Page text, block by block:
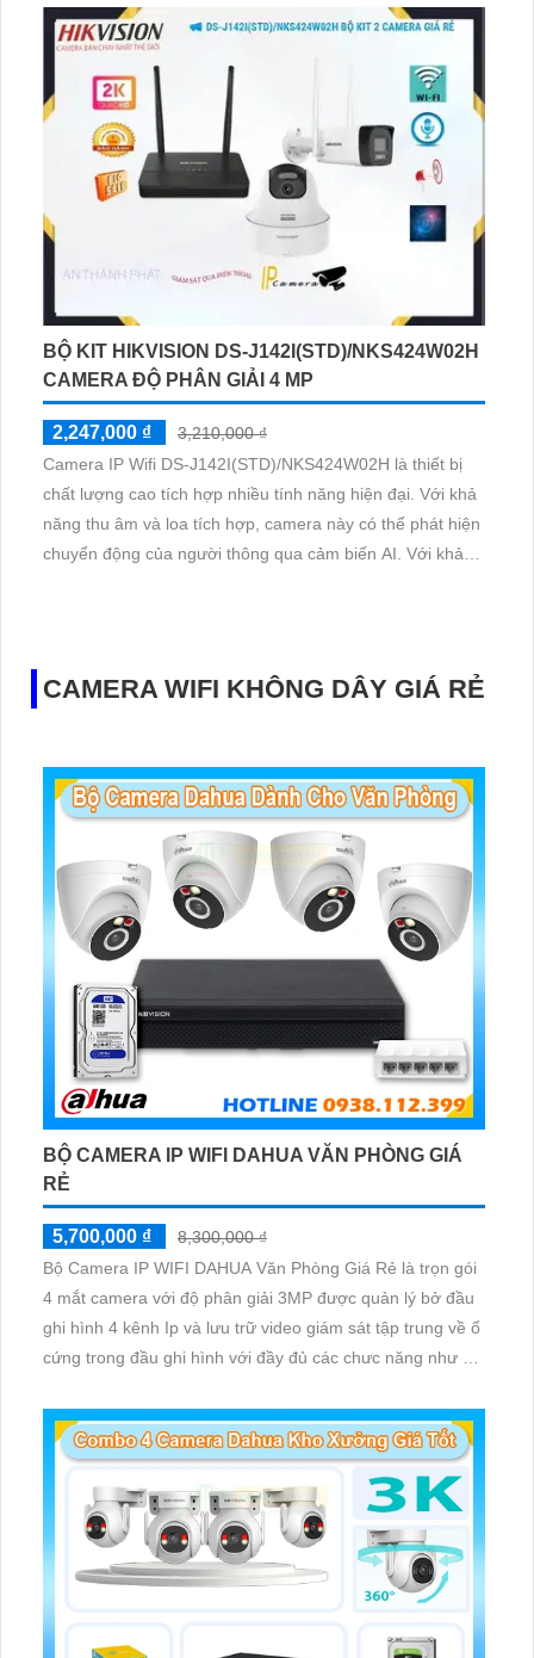
BỘ KIT HIKVISION DS-J142I(STD)/NKS424W02H
CAMERA ĐỘ PHÂN GIẢI 4 MP
2,247,000 ₫
3,210,000 ₫
Camera IP Wifi DS-J142I(STD)/NKS424W02H là thiết bị
chất lượng cao tích hợp nhiều tính năng hiện đại. Với khả
năng thu âm và loa tích hợp, camera này có thể phát hiện
chuyển động của người thông qua cảm biến AI. Với khả
CAMERA WIFI KHÔNG DÂY GIÁ RẺ
BỘ CAMERA IP WIFI DAHUA VĂN PHÒNG GIÁ
RẺ
5,700,000 ₫
8,300,000 ₫
Bộ Camera IP WIFI DAHUA Văn Phòng Giá Rẻ là trọn gói
4 mắt camera với độ phân giải 3MP được quản lý bở đầu
ghi hình 4 kênh Ip và lưu trữ video giám sát tập trung về ổ
cứng trong đầu ghi hình với đầy đủ các chưc năng như AI
giám sát có màu vào ban đêm